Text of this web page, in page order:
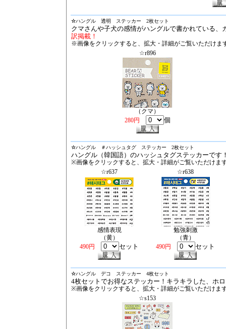
☆ハングル 透明 ステッカー 2枚セット
クマさんや子犬の感情がハングルで書かれている
訳掲載！
※画像をクリックすると、拡大・詳細がご覧いただけま
☆r896
（クマ）
280円
個
☆ハングル ＃ハッシュタグ ステッカー 2枚セット
ハングル（韓国語）のハッシュタグステッカーです
※画像をクリックすると、拡大・詳細がご覧いただけま
☆r637
☆r638
感情表現
（黄）
勉強刺激
（青）
490円
セット 490円 セット
☆ハングル デコ ステッカー 4枚セット
4枚セットでお得なステッカー！キラキラした、ホ
※画像をクリックすると、拡大・詳細がご覧いただけま
☆s153